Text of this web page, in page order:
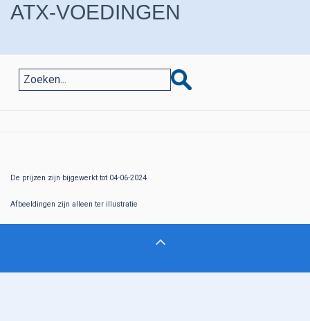
ATX-VOEDINGEN
De prijzen zijn bijgewerkt tot 04-06-2024
Afbeeldingen zijn alleen ter illustratie